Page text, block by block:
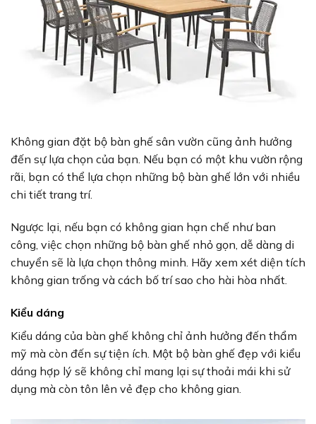
Không gian đặt bộ bàn ghế sân vườn cũng ảnh hưởng
đến sự lựa chọn của bạn. Nếu bạn có một khu vườn rộng
rãi, bạn có thể lựa chọn những bộ bàn ghế lớn với nhiều
chi tiết trang trí.
Ngược lại, nếu bạn có không gian hạn chế như ban
công, việc chọn những bộ bàn ghế nhỏ gọn, dễ dàng di
chuyển sẽ là lựa chọn thông minh. Hãy xem xét diện tích
không gian trống và cách bố trí sao cho hài hòa nhất.
Kiểu dáng
Kiểu dáng của bàn ghế không chỉ ảnh hưởng đến thẩm
mỹ mà còn đến sự tiện ích. Một bộ bàn ghế đẹp với kiểu
dáng hợp lý sẽ không chỉ mang lại sự thoải mái khi sử
dụng mà còn tôn lên vẻ đẹp cho không gian.